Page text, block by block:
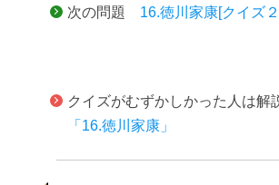
次の問題 16.徳川家康[クイズ
クイズがむずかしかった人は
「16.徳川家康」